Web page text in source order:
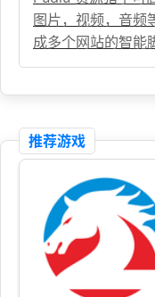
图片，视频，音频
成多个网站的智能
推荐游戏